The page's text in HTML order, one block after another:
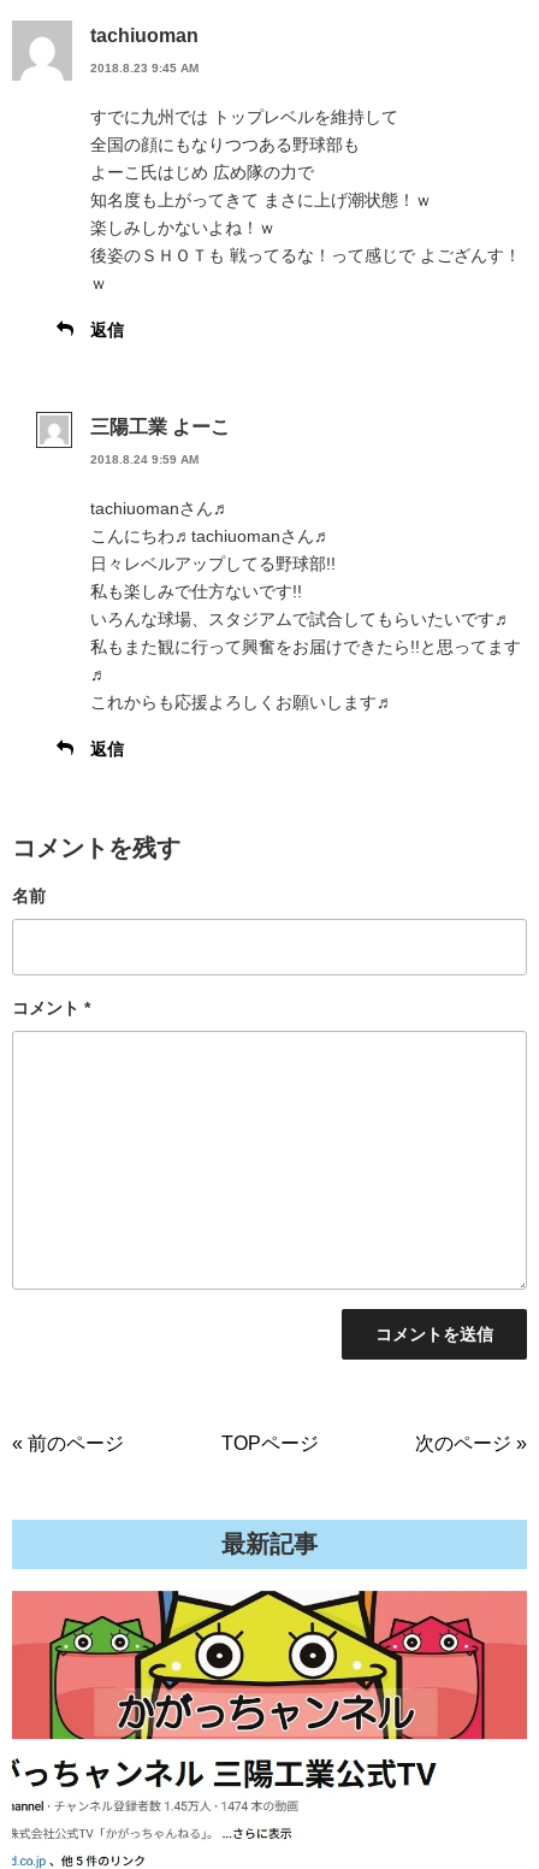
tachiuoman
2018.8.23 9:45 AM
すでに九州では トップレベルを維持して
全国の顔にもなりつつある野球部も
よーこ氏はじめ 広め隊の力で
知名度も上がってきて まさに上げ潮状態！ｗ
楽しみしかないよね！ｗ
後姿のＳＨＯＴも 戦ってるな！って感じで よござんす！
ｗ
返信
三陽工業 よーこ
2018.8.24 9:59 AM
tachiuomanさん♬
こんにちわ♬tachiuomanさん♬
日々レベルアップしてる野球部!!
私も楽しみで仕方ないです!!
いろんな球場、スタジアムで試合してもらいたいです♬
私もまた観に行って興奮をお届けできたら!!と思ってます
♬
これからも応援よろしくお願いします♬
返信
コメントを残す
コメント *
名前
« 前のページ TOPページ 次のページ »
最新記事